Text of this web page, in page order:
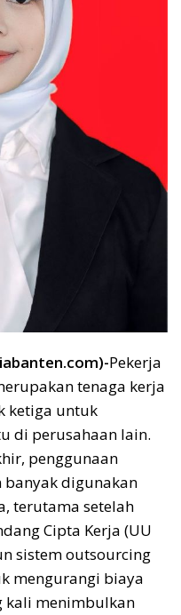
Pekerja
tenaga kerja
ketiga untuk
di perusahaan lain.
penggunaan
banyak digunakan
terutama setelah
Cipta Kerja (UU
sistem outsourcing
mengurangi biaya
kali menimbulkan